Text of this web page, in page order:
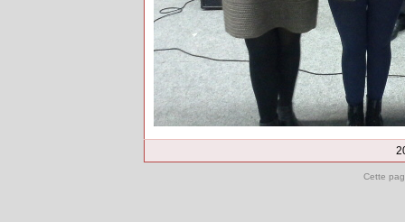
Cette